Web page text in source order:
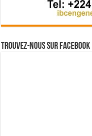
Trouvez-nous sur Facebook